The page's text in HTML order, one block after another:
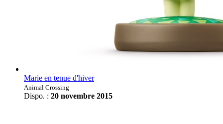
Marie en tenue d'hiver
Animal Crossing
Dispo. : 20 novembre 2015